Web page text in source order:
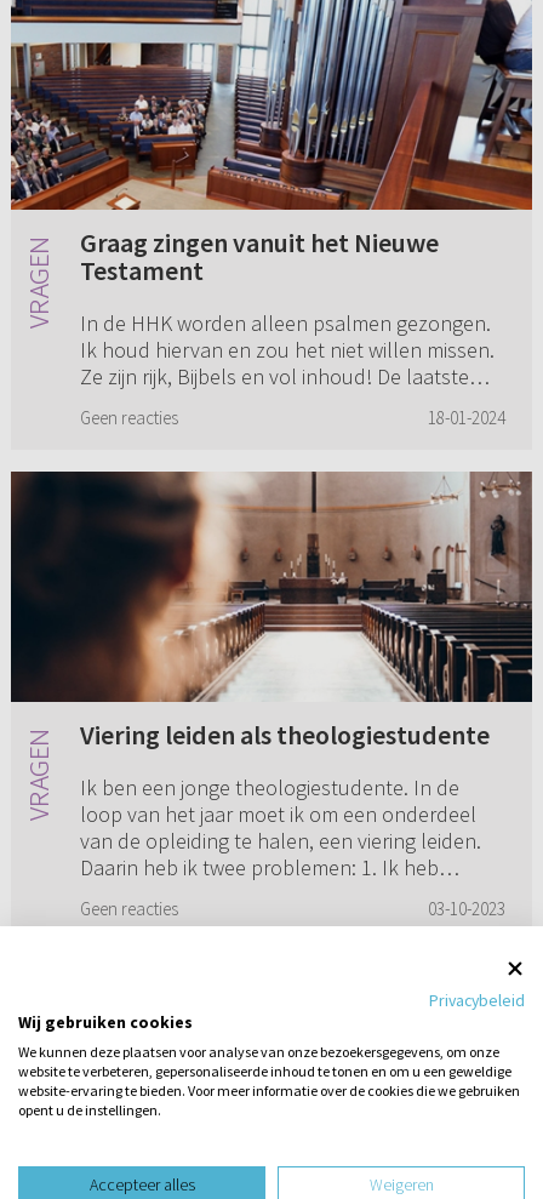
Graag zingen vanuit het Nieuwe
Testament
In de HHK worden alleen psalmen gezongen.
Ik houd hiervan en zou het niet willen missen.
Ze zijn rijk, Bijbels en vol inhoud! De laatste
ware iets mis ...
Geen reacties 18-01-2024
Viering leiden als theologiestudente
Ik ben een jonge theologiestudente. In de
loop van het jaar moet ik om een onderdeel
van de opleiding te halen, een viering leiden.
Daarin heb ik twee problemen: 1. Ik heb
Geen reacties 03-10-2023
1
design website dooreen vraag
Privacybeleid
Wij gebruiken cookies
We kunnen deze plaatsen voor analyse van onze bezoekersgegevens, om onze
website te verbeteren, gepersonaliseerde inhoud te tonen en om u een geweldige
website-ervaring te bieden. Voor meer informatie over de cookies die we gebruiken
opent u de instellingen.
Accepteer alles Weigeren